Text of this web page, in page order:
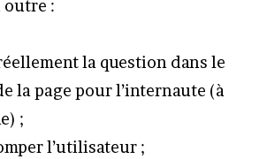
outre :
la question dans le
la page pour l’internaute (à
;
l’utilisateur ;